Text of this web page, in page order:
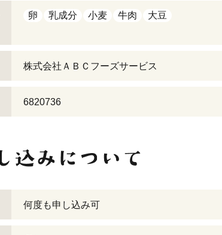
卵 乳成分 小麦 牛肉 大豆
株式会社ＡＢＣフーズサービス
6820736
何度も申し込み可